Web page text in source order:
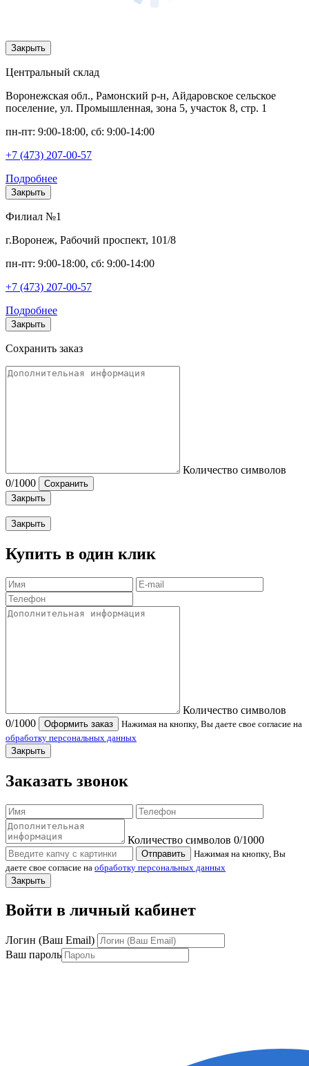
Закрыть
Центральный склад
Воронежская обл., Рамонский р-н, Айдаровское сельское
поселение, ул. Промышленная, зона 5, участок 8, стр. 1
пн-пт: 9:00-18:00, сб: 9:00-14:00
+7 (473) 207-00-57
Подробнее
Закрыть
Филиал №1
г.Воронеж, Рабочий проспект, 101/8
пн-пт: 9:00-18:00, сб: 9:00-14:00
+7 (473) 207-00-57
Подробнее
Закрыть
Сохранить заказ
Количество символов
0/1000
Сохранить
Закрыть
Закрыть
Купить в один клик
Количество символов
0/1000 Оформить заказ
Нажимая на кнопку, Вы даете свое согласие на
обработку персональных данных
Закрыть
Заказать звонок
Количество символов 0/1000
Отправить
Нажимая на кнопку, Вы
даете свое согласие на обработку персональных данных
Закрыть
Войти в личный кабинет
Логин (Ваш Email)
Ваш пароль